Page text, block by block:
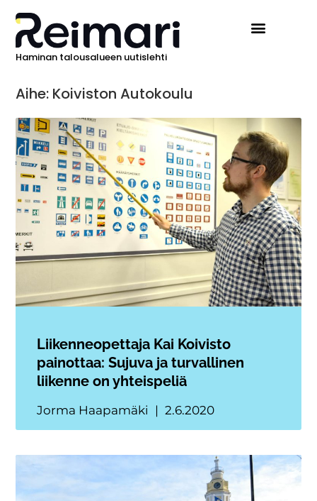
Haminan talousalueen uutislehti
Aihe: Koiviston Autokoulu
Liikenneopettaja Kai Koivisto
painottaa: Sujuva ja turvallinen
liikenne on yhteispeliä
Jorma Haapamäki 2.6.2020